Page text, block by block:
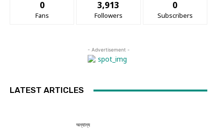
0
Fans
3,913
Followers
0
Subscribers
- Advertisement -
LATEST ARTICLES
অন্যান্য